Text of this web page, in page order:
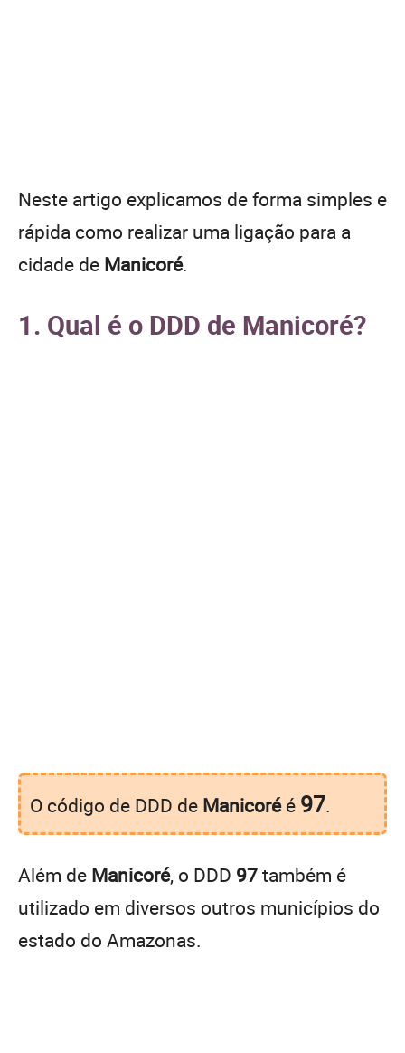
Neste artigo explicamos de forma simples e
rápida como realizar uma ligação para a
cidade de Manicoré.
1. Qual é o DDD de Manicoré?
O código de DDD de Manicoréé 97.
Além de Manicoré, o DDD 97também é
utilizado em diversos outros municípios do
estado do Amazonas.